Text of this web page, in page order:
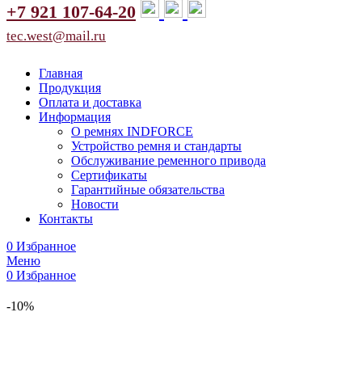
+7 921 107-64-20
tec.west@mail.ru
Главная
Продукция
Оплата и доставка
Информация
О ремнях INDFORCE
Устройство ремня и стандарты
Обслуживание ременного привода
Сертификаты
Гарантийные обязательства
Новости
Контакты
0 Избранное
Меню
0 Избранное
-10%